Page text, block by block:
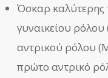
Όσκαρ καλύτερης
γυναικείου
αντρικού ρόλου
πρώτο αντρικό